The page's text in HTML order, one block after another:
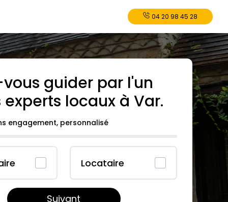
04 20 98 45 28
guider par l'un
experts locaux àVar.
engagement, personnalisé
Locataire
Suivant